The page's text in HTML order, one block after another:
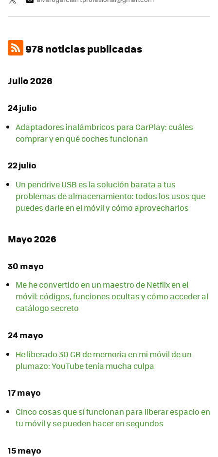
978 noticias publicadas
Julio 2026
24 julio
Adaptadores inalámbricos para CarPlay: cuáles
comprar y en qué coches funcionan
22 julio
Un pendrive USB es la solución barata a tus
problemas de almacenamiento: todos los usos que
puedes darle en el móvil y cómo aprovecharlos
Mayo 2026
30 mayo
Me he convertido en un maestro de Netflix en el
móvil: códigos, funciones ocultas y cómo acceder al
catálogo secreto
24 mayo
He liberado 30 GB de memoria en mi móvil de un
plumazo: YouTube tenía mucha culpa
17 mayo
Cinco cosas que sí funcionan para liberar espacio en
tu móvil y se pueden hacer en segundos
15 mayo